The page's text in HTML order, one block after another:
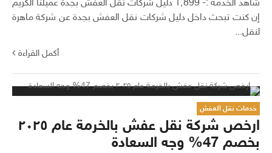
شاهد الخدمة :- 1٬899 دليل شركات نقل العفش بجدة عميلنا الكريم
إن كنت تبحث داخل دليل شركات نقل العفش بجدة عن شركة ماهرة
لنقل...
أكمل القراءة
خدمات نقل العفش
ارخص شركة نقل عفش بالخرمة عام ٢٠٢٥
بخصم 47% وجه السعادة